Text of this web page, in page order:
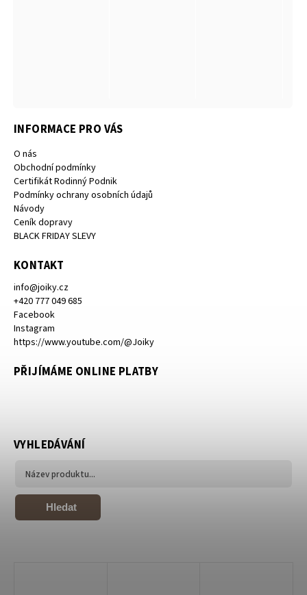
INFORMACE PRO VÁS
O nás
Obchodní podmínky
Certifikát Rodinný Podnik
Podmínky ochrany osobních údajů
Návody
Ceník dopravy
BLACK FRIDAY SLEVY
KONTAKT
info@joiky.cz
+420 777 049 685
Facebook
Instagram
https://www.youtube.com/@Joiky
PŘIJÍMÁME ONLINE PLATBY
VYHLEDÁVÁNÍ
Hledat